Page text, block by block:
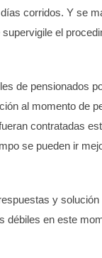
corridos. Y se
el
de pensionados
al momento de
contratadas
se pueden ir
y
débiles en este